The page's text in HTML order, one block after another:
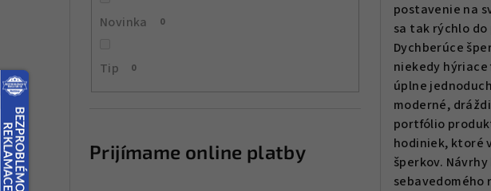
Novinka 0
Tip 0
Prijímame online platby
postavenie na
sa tak rýchlo
Dychberúce
niekedy
úplne
moderné,
portfólio
hodiniek, ktoré
šperkov.
sebavedomého